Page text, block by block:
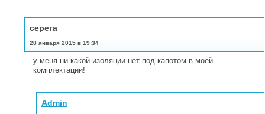
серега
28 января 2015 в 19:34
у меня ни какой изоляции нет под капотом в моей
комплектации!
Admin